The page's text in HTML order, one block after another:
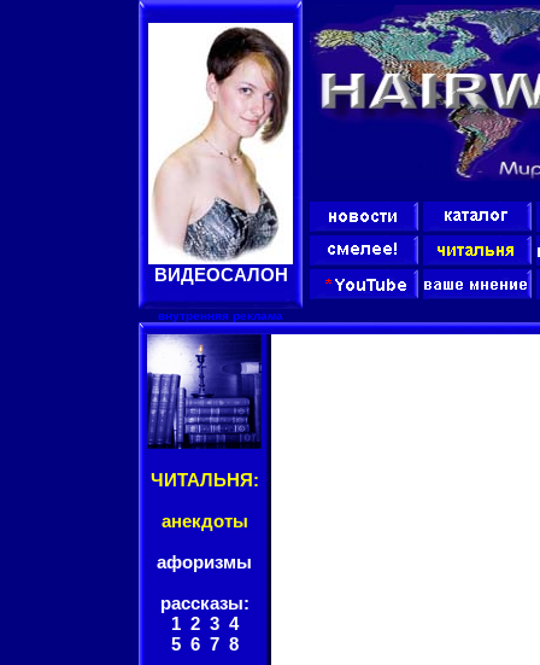
ВИДЕОСАЛОН
внутренняя реклама
ЧИТАЛЬНЯ:
анекдоты
афоризмы
рассказы:
1 2 3 4
5 6 7 8